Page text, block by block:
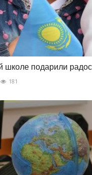
школе подарили
181